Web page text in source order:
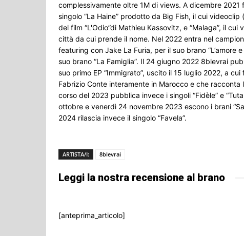
complessivamente oltre 1M di views. A dicembre
singolo “La Haine” prodotto da Big Fish, il cui
del film “L'Odio”di Mathieu Kassovitz, e “Malaga”, il
città da cui prende il nome. Nel 2022 entra nel
featuring con Jake La Furia, per il suo brano “L’amore
suo brano “La Famiglia”. Il 24 giugno 2022 8blevrai
suo primo EP “Immigrato”, uscito il 15 luglio 2022, a
Fabrizio Conte interamente in Marocco e che
corso del 2023 pubblica invece i singoli “Fidèle” e
ottobre e venerdì 24 novembre 2023 escono i brani
2024 rilascia invece il singolo “Favela”.
ARTISTA/I: 8blevrai
Leggi la nostra recensione al brano
[anteprima_articolo]